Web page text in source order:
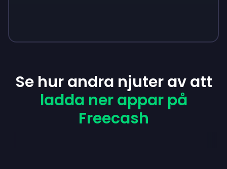
Se hur andra njuter av att
ladda ner appar på
Freecash